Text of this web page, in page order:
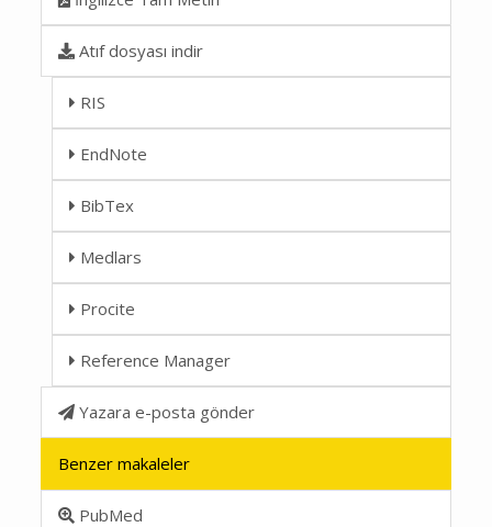
Atıf dosyası indir
RIS
EndNote
BibTex
Medlars
Procite
Reference Manager
Yazara e-posta gönder
Benzer makaleler
PubMed